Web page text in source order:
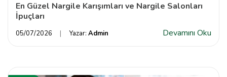
En Güzel Nargile Karışımları ve Nargile Salonları
İpuçları
05/07/2026 Yazar: Admin Devamını Oku